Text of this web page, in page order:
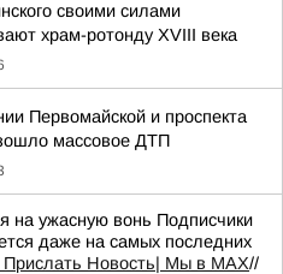
своими силами
храм-ротонду XVIII века
Первомайской и проспекта
массовое ДТП
на ужасную вонь Подписчики
даже на самых последних
Прислать Новость| Мы в МАХ//